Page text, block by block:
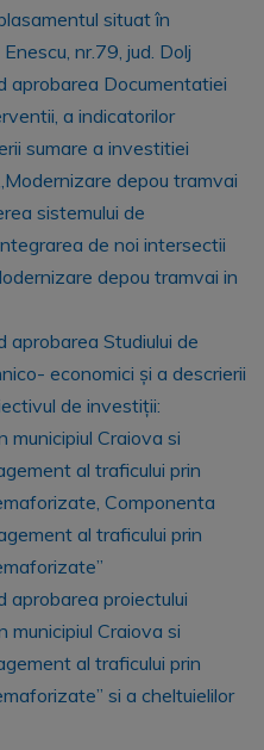
situat în
nr.79, jud. Dolj
aprobarea Documentatiei
a indicatorilor
sumare a investitiei
depou tramvai
sistemului de
de noi intersectii
depou tramvai in
Studiului de
economici și a descrierii
de investiții:
municipiul Craiova si
al traficului prin
Componenta
al traficului prin
aprobarea proiectului
municipiul Craiova si
al traficului prin
si a cheltuielilor